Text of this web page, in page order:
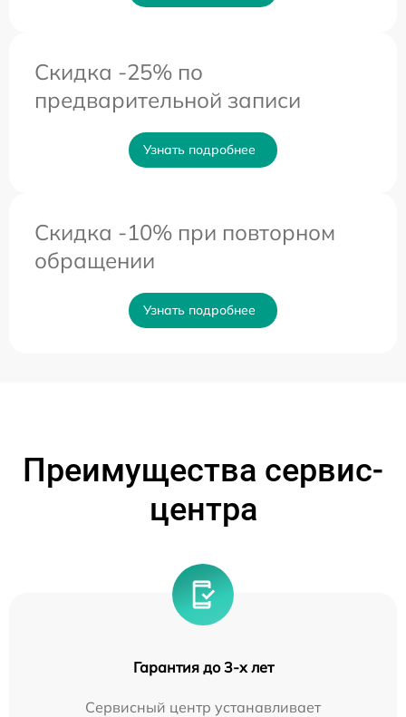
Скидка -25% по
предварительной записи
Узнать подробнее
Скидка -10% при повторном
обращении
Узнать подробнее
Преимущества сервис-
центра
Гарантия до 3-х лет
Сервисный центр устанавливает